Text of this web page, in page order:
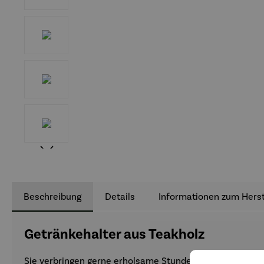
Beschreibung Details Informationen zum
Getränkehalter aus Teakholz
Sie verbringen gerne erholsame Stunden auf Ihrer